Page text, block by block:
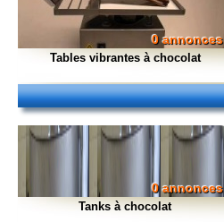
0 annonces
Tables vibrantes à chocolat
0 annonces
Tanks à chocolat